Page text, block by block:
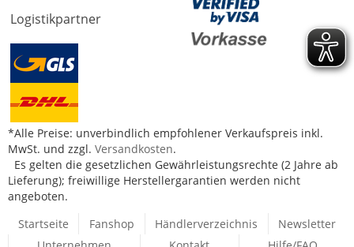
Logistikpartner
*Alle Preise: unverbindlich empfohlener Verkaufspreis inkl.
MwSt. und zzgl. Versandkosten.
Es gelten die gesetzlichen Gewährleistungsrechte (2 Jahre ab
Lieferung); freiwillige Herstellergarantien werden nicht
angeboten.
Startseite
Fanshop Händlerverzeichnis
Newsletter